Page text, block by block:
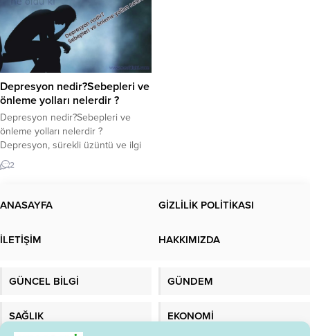
Depresyon nedir?Sebepleri ve
önleme yolları nelerdir ?
Depresyon nedir?Sebepleri ve
önleme yolları nelerdir ?
Depresyon, sürekli üzüntü ve ilgi
kaybına neden olan bir duygu
durum bozukluğudur. Depresyon
depresyon olarak da bilinir. Bu
davranışları etkilenebilir, bu da
hayatın yaşamaya...
2
ANASAYFA GİZLİLİK POLİTİKASI
İLETİŞİM HAKKIMIZDA
GÜNCEL BİLGİ GÜNDEM
SAĞLIK EKONOMİ